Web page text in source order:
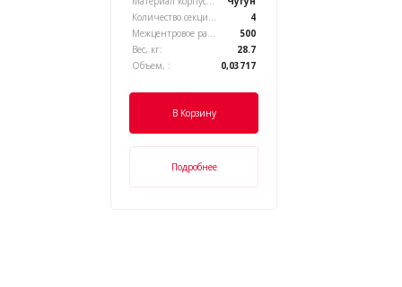
Количество секций, :
4
Межцентровое расстояние, :
500
Вес, кг:
28.7
Объем, :
0,03717
В Корзину
Подробнее